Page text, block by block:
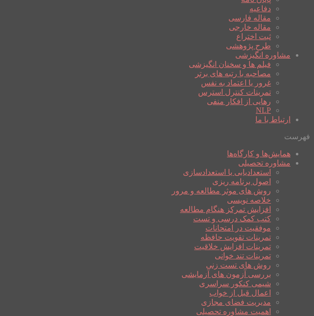
دفاعیه
مقاله فارسی
مقاله خارجی
ثبت اختراع
طرح پژوهشی
مشاوره انگیزشی
فیلم ها و سخنان انگیزشی
مصاحبه با رتبه های برتر
غرور یا اعتماد به نفس
تمرینات کنترل استرس
رهایی از افکار منفی
NLP
ارتباط با ما
فهرست
همایش‌ها و کارگاه‌ها
مشاوره تحصیلی
استعدادیابی یا استعدادسازی
اصول برنامه ریزی
روش های موثر مطالعه و مرور
خلاصه نویسی
افزایش تمرکز هنگام مطالعه
کتب کمک درسی و تست
موفقیت در امتحانات
تمرینات تقویت حافظه
تمرینات افزایش خلاقیت
تمرینات تند خوانی
روش های تست زنی
بررسی آزمون های آزمایشی
شیمی کنکور سراسری
اعمال قبل از خواب
مدیریت فضای مجازی
اهمیت مشاوره تحصیلی